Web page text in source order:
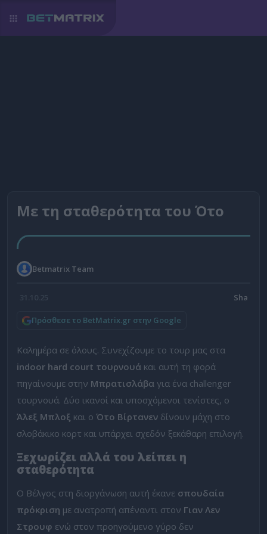
Με τη σταθερότητα του Ότο
Betmatrix Team
31.10.25
Πρόσθεσε το BetMatrix.gr στην Google
Καλημέρα σε όλους. Συνεχίζουμε το τουρ μας στα
indoor hard court τουρνουά και αυτή τη φορά
πηγαίνουμε στην Μπρατισλάβα για ένα challenger
τουρνουά. Δύο ικανοί και υποσχόμενοι τενίστες, ο
Άλεξ Μπλοξ και ο Ότο Βίρτανεν δίνουν μάχη στο
σλοβάκικο κορτ και υπάρχει σχεδόν ξεκάθαρη επιλογή.
Ξεχωρίζει αλλά του λείπει η
σταθερότητα
Ο Βέλγος στη διοργάνωση αυτή έκανε σπουδαία
πρόκριση με ανατροπή απέναντι στον Γιαν Λεν
Στρουφ ενώ στον προηγούμενο γύρο δεν